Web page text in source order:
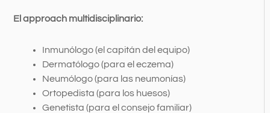
El approach multidisciplinario:
Inmunólogo (el capitán del equipo)
Dermatólogo (para el eczema)
Neumólogo (para las neumonías)
Ortopedista (para los huesos)
Genetista (para el consejo familiar)